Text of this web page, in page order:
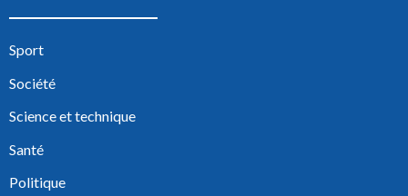
Sport
Société
Science et technique
Santé
Politique